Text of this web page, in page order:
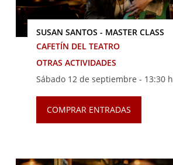
SUSAN SANTOS - MASTER CLASS
CAFETÍN DEL TEATRO
OTRAS ACTIVIDADES
Sábado 12 de septiembre - 13:30 h
COMPRAR ENTRADAS